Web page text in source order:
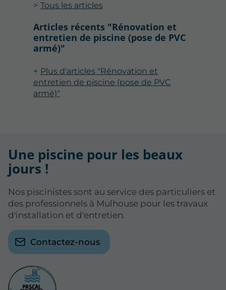
Tous les articles
Articles récents "Rénovation et
entretien de piscine (pose de PVC
armé)"
Plus d'articles "Rénovation et
entretien de piscine (pose de PVC
armé)"
Une piscine pour les beaux
jours !
Nos piscinistes sont au service des particuliers et
des professionnels à Mulhouse pour les travaux
d'installation et d'entretien.
Contactez-nous